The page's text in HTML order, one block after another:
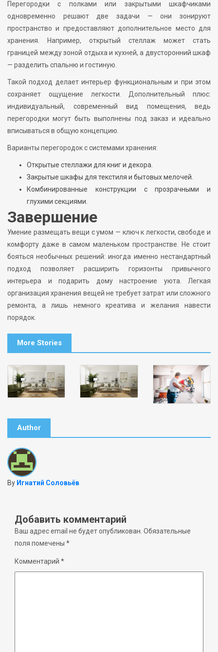
Перегородки с полками или закрытыми шкафчиками
одновременно решают две задачи — они зонируют
пространство и предоставляют дополнительное место для
хранения. Например, открытый стеллаж может стать
границей между зоной отдыха и кухней, а двусторонний шкаф
— разделить спальню и гостиную.
Такой подход делает интерьер функциональным и при этом
сохраняет ощущение легкости. Дополнительный плюс:
индивидуальный, современный вид помещения, ведь
перегородки могут быть выполнены под заказ и идеально
вписываться в общую концепцию.
Варианты перегородок с системами хранения:
Открытые стеллажи для книг и декора.
Закрытые шкафы для текстиля и бытовых мелочей.
Комбинированные конструкции с прозрачными и
глухими секциями.
Завершение
Умение размещать вещи с умом — ключ к легкости, свободе и
комфорту даже в самом маленьком пространстве. Не стоит
бояться необычных решений: иногда именно нестандартный
подход позволяет расширить горизонты привычного
интерьера и подарить дому настроение уюта. Легкая
организация хранения вещей не требует затрат или сложного
ремонта, а лишь немного креатива и желания навести
порядок.
More Stories
Author
By Игнатий Соловьёв
Добавить комментарий
Ваш адрес email не будет опубликован. Обязательные
поля помечены *
Комментарий *